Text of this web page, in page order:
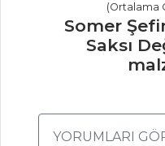
PILAV VE
MAKARNA
Peynirli Yeşil
GERDAN DOLMASI
(Ortalama
Somer
Saksı
YORUMLARI